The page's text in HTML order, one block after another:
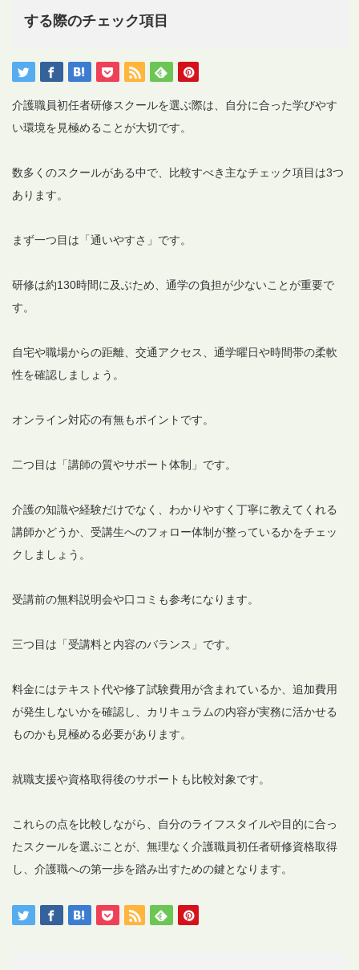
する際のチェック項目
介護職員初任者研修スクールを選ぶ際は、自分に合った学びやす
い環境を見極めることが大切です。
数多くのスクールがある中で、比較すべき主なチェック項目は3つ
あります。
まず一つ目は「通いやすさ」です。
研修は約130時間に及ぶため、通学の負担が少ないことが重要で
す。
自宅や職場からの距離、交通アクセス、通学曜日や時間帯の柔軟
性を確認しましょう。
オンライン対応の有無もポイントです。
二つ目は「講師の質やサポート体制」です。
介護の知識や経験だけでなく、わかりやすく丁寧に教えてくれる
講師かどうか、受講生へのフォロー体制が整っているかをチェッ
クしましょう。
受講前の無料説明会や口コミも参考になります。
三つ目は「受講料と内容のバランス」です。
料金にはテキスト代や修了試験費用が含まれているか、追加費用
が発生しないかを確認し、カリキュラムの内容が実務に活かせる
ものかも見極める必要があります。
就職支援や資格取得後のサポートも比較対象です。
これらの点を比較しながら、自分のライフスタイルや目的に合っ
たスクールを選ぶことが、無理なく介護職員初任者研修資格取得
し、介護職への第一歩を踏み出すための鍵となります。